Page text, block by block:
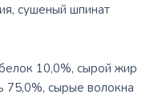
сушеный шпинат
10,0%, сырой жир
75,0%, сырые волокна